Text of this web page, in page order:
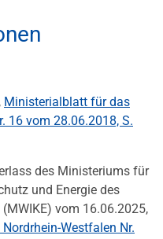
Ministerialblatt für das
16 vom 28.06.2018, S.
des Ministeriums für
und Energie des
vom 16.06.2025,
Westfalen Nr.